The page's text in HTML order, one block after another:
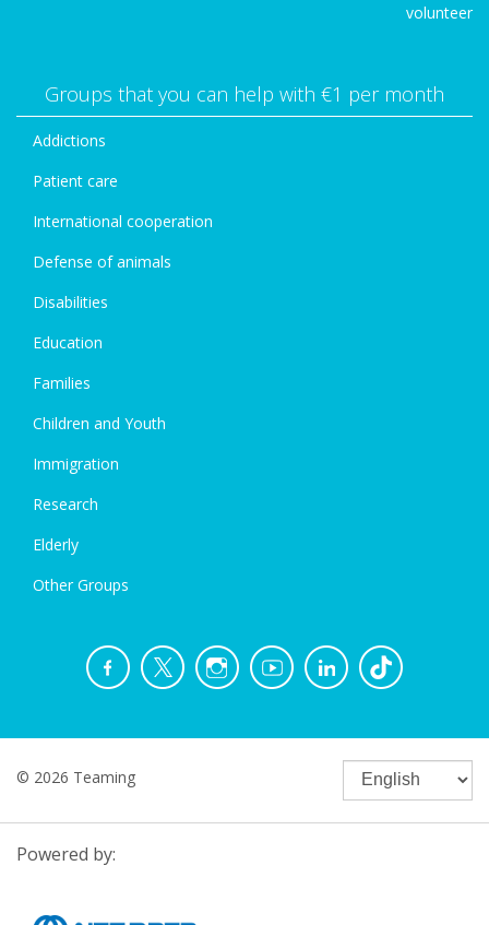
volunteer
Groups that you can help with €1 per month
Addictions
Patient care
International cooperation
Defense of animals
Disabilities
Education
Families
Children and Youth
Immigration
Research
Elderly
Other Groups
© 2026 Teaming
Powered by: